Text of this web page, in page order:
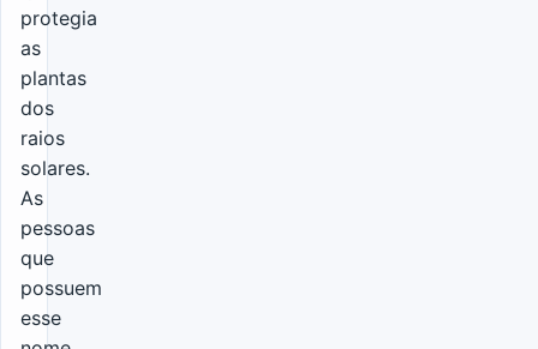
protegia
as
plantas
dos
raios
solares.
As
pessoas
que
possuem
esse